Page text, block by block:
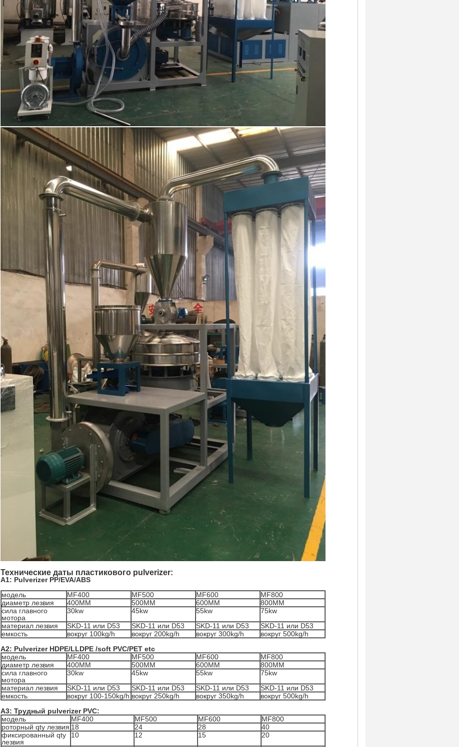
Технические даты пластикового pulverizer:
A1: Pulverizer PP/EVA/ABS
модель
MF400 MF500 MF600
MF800
диаметр лезвия
400MM 500MM 600MM
800MM
сила главного
мотора
30kw 45kw 55kw
75kw
материал лезвия
SKD-11 или D53 SKD-11 или D53 SKD-11 или D53
SKD-11 или D53
емкость
вокруг 100kg/h вокруг 200kg/h вокруг 300kg/h
вокруг 500kg/h
A2: Pulverizer HDPE/LLDPE /soft PVC/PET etc
модель
MF400 MF500 MF600
MF800
диаметр лезвия
400MM 500MM 600MM
800MM
сила главного
мотора
30kw 45kw 55kw
75kw
материал лезвия
SKD-11 или D53 SKD-11 или D53 SKD-11 или D53
SKD-11 или D53
емкость
вокруг 100-150kg/h вокруг 250kg/h вокруг 350kg/h
вокруг 500kg/h
A3: Трудный pulverizer PVC:
модель
MF400 MF500 MF600
MF800
роторный qty лезвия 18 24 28
40
фиксированный qty
лезвия
10 12 15
20